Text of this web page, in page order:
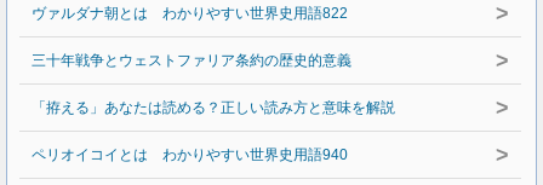
ヴァルダナ朝とは わかりやすい世界史用語822 >
三十年戦争とウェストファリア条約の歴史的意義 >
「拵える」あなたは読める？正しい読み方と意味を解説 >
ペリオイコイとは わかりやすい世界史用語940 >